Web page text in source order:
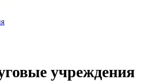
учреждения